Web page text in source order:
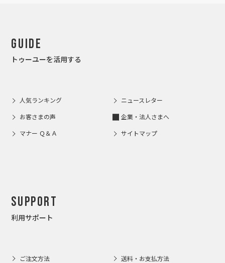
Guide
トゥーユーを活用する
人気ランキング ニュースレター
お客さまの声 企業・法人さまへ
マナー Ｑ＆Ａ サイトマップ
Support
利用サポート
ご注文方法 送料・お支払方法